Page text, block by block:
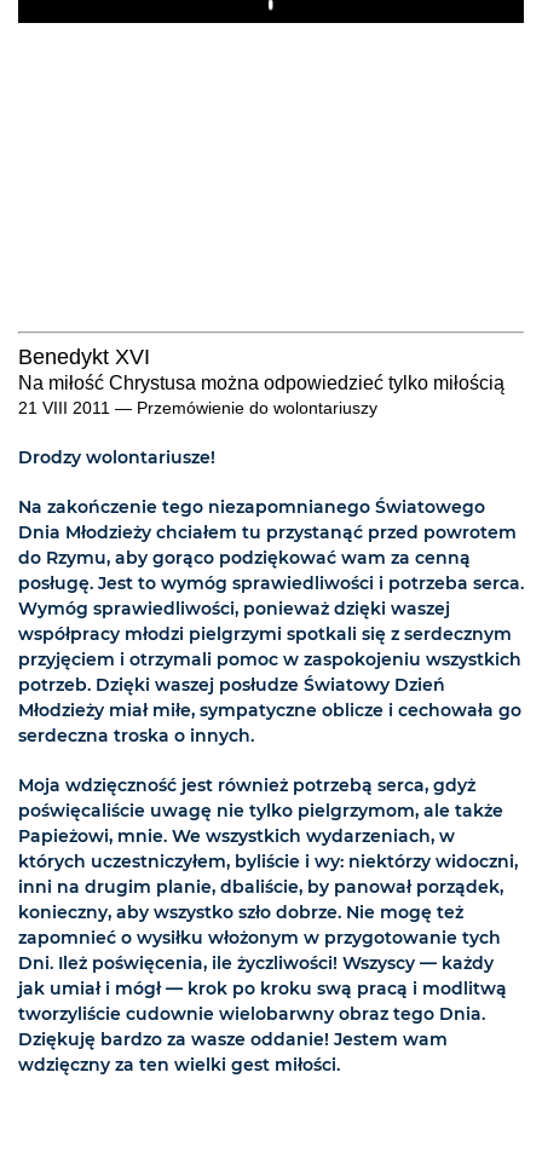
Play
Benedykt XVI
Na miłość Chrystusa można odpowiedzieć tylko miłością
21 VIII 2011 — Przemówienie do wolontariuszy
Drodzy wolontariusze!
Na zakończenie tego niezapomnianego Światowego
Dnia Młodzieży chciałem tu przystanąć przed powrotem
do Rzymu, aby gorąco podziękować wam za cenną
posługę. Jest to wymóg sprawiedliwości i potrzeba serca.
Wymóg sprawiedliwości, ponieważ dzięki waszej
współpracy młodzi pielgrzymi spotkali się z serdecznym
przyjęciem i otrzymali pomoc w zaspokojeniu wszystkich
potrzeb. Dzięki waszej posłudze Światowy Dzień
Młodzieży miał miłe, sympatyczne oblicze i cechowała go
serdeczna troska o innych.
Moja wdzięczność jest również potrzebą serca, gdyż
poświęcaliście uwagę nie tylko pielgrzymom, ale także
Papieżowi, mnie. We wszystkich wydarzeniach, w
których uczestniczyłem, byliście i wy: niektórzy widoczni,
inni na drugim planie, dbaliście, by panował porządek,
konieczny, aby wszystko szło dobrze. Nie mogę też
zapomnieć o wysiłku włożonym w przygotowanie tych
Dni. Ileż poświęcenia, ile życzliwości! Wszyscy — każdy
jak umiał i mógł — krok po kroku swą pracą i modlitwą
tworzyliście cudownie wielobarwny obraz tego Dnia.
Dziękuję bardzo za wasze oddanie! Jestem wam
wdzięczny za ten wielki gest miłości.